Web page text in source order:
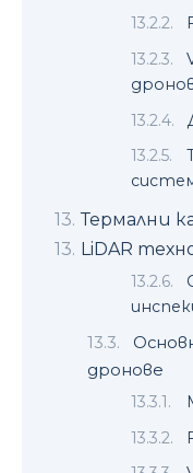
Термални
LiDAR
дронове